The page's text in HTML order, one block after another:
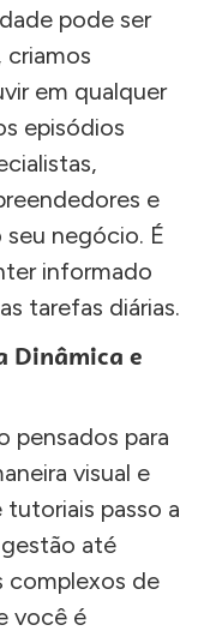
pode ser
criamos
em qualquer
episódios
e
seu negócio. É
informado
tarefas diárias.
Dinâmica e
pensados para
visual e
passo a
até
complexos de
você é